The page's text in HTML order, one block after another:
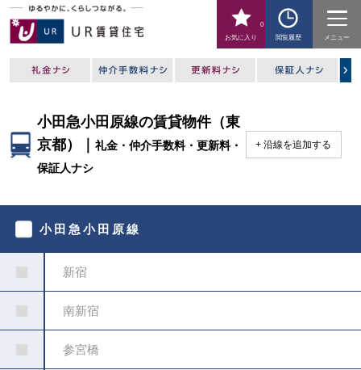
お気に入り
0
閲覧履歴
メニュー
小田急小田原線の賃貸物件（東
京都）｜礼金・仲介手数料・更新料・
保証人ナシ
沿線を追加する
く
小田急小田原線
新宿
南新宿
参宮橋